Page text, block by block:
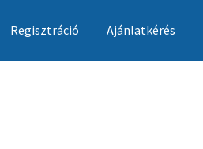
Regisztráció Ajánlatkérés